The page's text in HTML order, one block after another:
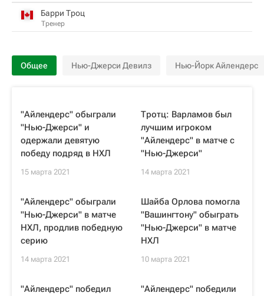
Барри Троц
Тренер
Общее Нью-Джерси Девилз Нью-Йорк Айлендерс
"Айлендерс" обыграли
"Нью-Джерси" и
одержали девятую
победу подряд в НХЛ
15 марта 2021
Тротц: Варламов был
лучшим игроком
"Айлендерс" в матче с
"Нью-Джерси"
14 марта 2021
"Айлендерс" обыграли
"Нью-Джерси" в матче
НХЛ, продлив победную
серию
14 марта 2021
Шайба Орлова помогла
"Вашингтону" обыграть
"Нью-Джерси" в матче
НХЛ
10 марта 2021
"Айлендерс" победил
"Айлендерс" победили